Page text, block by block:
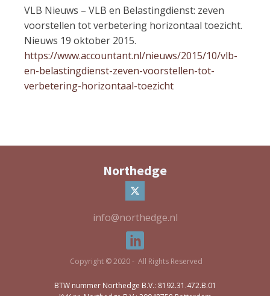
VLB Nieuws – VLB en Belastingdienst: zeven
voorstellen tot verbetering horizontaal toezicht.
Nieuws 19 oktober 2015.
https://www.accountant.nl/nieuws/2015/10/vlb-
en-belastingdienst-zeven-voorstellen-tot-
verbetering-horizontaal-toezicht
Northedge
info@northedge.nl
Copyright © 2020 - All Rights Reserved
BTW nummer Northedge B.V.: 8192.31.472.B.01